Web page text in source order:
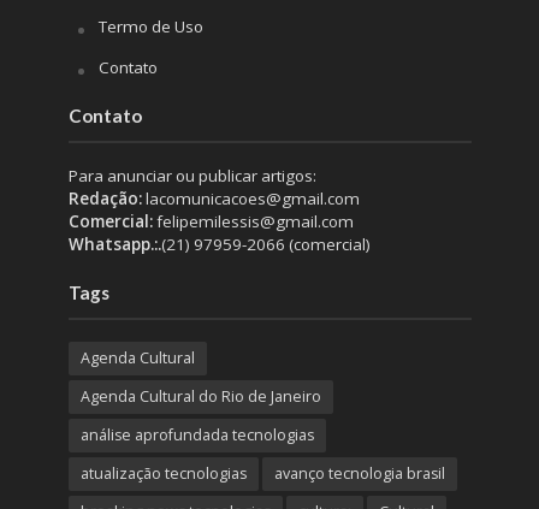
Termo de Uso
Contato
Contato
Para anunciar ou publicar artigos:
Redação:lacomunicacoes@gmail.com
Comercial:felipemilessis@gmail.com
Whatsapp.:.(21) 97959-2066 (comercial)
Tags
Agenda Cultural
Agenda Cultural do Rio de Janeiro
análise aprofundada tecnologias
atualização tecnologias
avanço tecnologia brasil